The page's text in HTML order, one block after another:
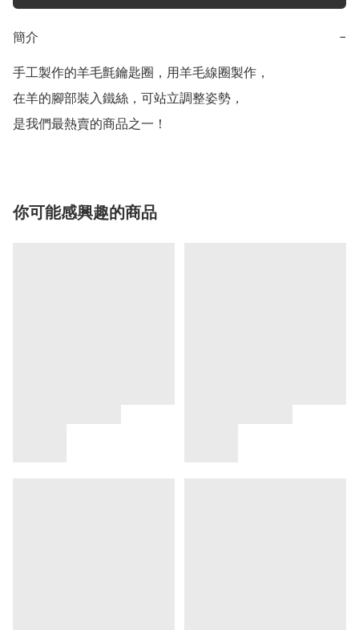
簡介 −
手工製作的羊毛氈鑰匙圈，用羊毛線圈製作，
在羊的腳部裝入鐵絲，可站立調整姿勢，
是我們最熱賣的商品之一！
你可能感興趣的商品